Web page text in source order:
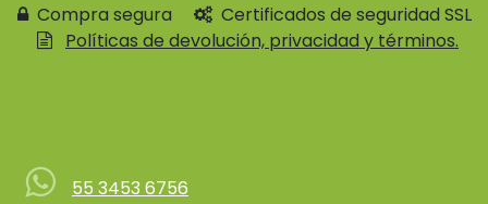
Compra segura
Certificados de seguridad SSL
Políticas de devolución, privacidad y términos.
55 3453 6756